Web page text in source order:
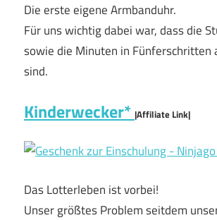
Die erste eigene Armbanduhr.
Für uns wichtig dabei war, dass die
sowie die Minuten in Fünferschritten
sind.
Kinderwecker* |Affiliate Link|
Das Lotterleben ist vorbei!
Unser größtes Problem seitdem